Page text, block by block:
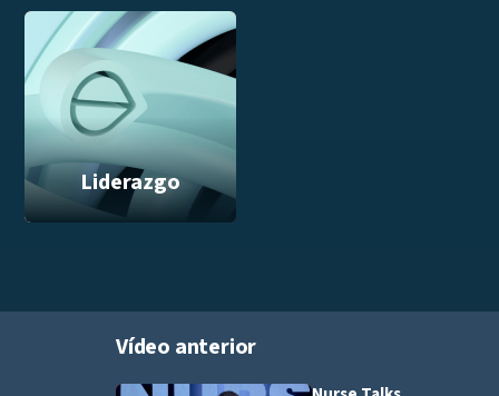
Liderazgo
Vídeo anterior